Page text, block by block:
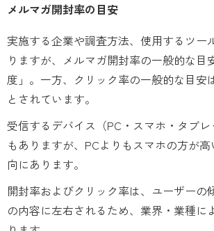
メルマガ開封率の目安
実施する企業や調査方法、使用するツー
りますが、メルマガ開封率の一般的な目
度」。一方、クリック率の一般的な目安
とされています。
受信するデバイス（PC・スマホ・タブ
もありますが、PCよりもスマホの方が
向にあります。
開封率およびクリック率は、ユーザーの
の内容に左右されるため、業界・業種に